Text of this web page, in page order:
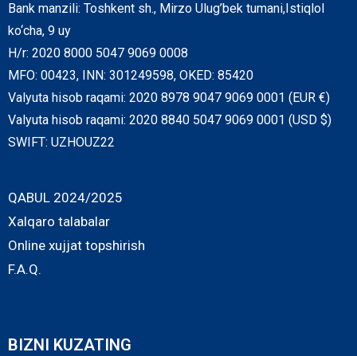
Bank manzili: Toshkent sh., Mirzo Ulug’bek tumani,Istiqlol
ko‘cha, 9 uy
H/r: 2020 8000 5047 9069 0008
MFO: 00423, INN: 301249598, OKED: 85420
Valyuta hisob raqami: 2020 8978 9047 9069 0001 (EUR €)
Valyuta hisob raqami: 2020 8840 5047 9069 0001 (USD $)
SWIFT: UZHOUZ22
QABUL 2024/2025
Xalqaro talabalar
Online xujjat topshirish
F.A.Q.
BIZNI KUZATING